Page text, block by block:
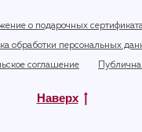
о подарочных
обработки персональных
соглашение
Наверх